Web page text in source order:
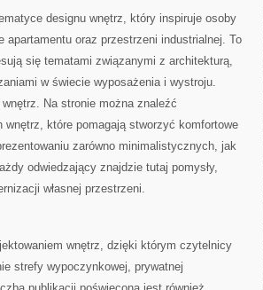
designu wnętrz, który inspiruje osoby
apartamentu oraz przestrzeni industrialnej. To
się tematami związanymi z architekturą,
w świecie wyposażenia i wystroju.
Na stronie można znaleźć
wnętrz, które pomagają stworzyć komfortowe
zarówno minimalistycznych, jak
odwiedzający znajdzie tutaj pomysły,
własnej przestrzeni.
wnętrz, dzięki którym czytelnicy
strefy wypoczynkowej, prywatnej